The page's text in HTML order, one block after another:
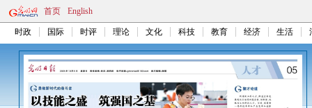
首页 English
时政 国际 时评 理论 文化 科技 教育 经济 生活